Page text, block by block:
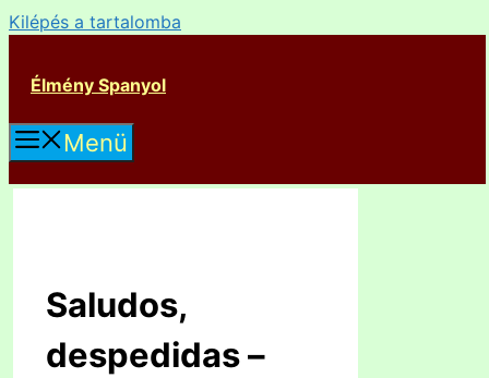
Kilépés a tartalomba
Élmény Spanyol
Menü
Saludos,
despedidas –